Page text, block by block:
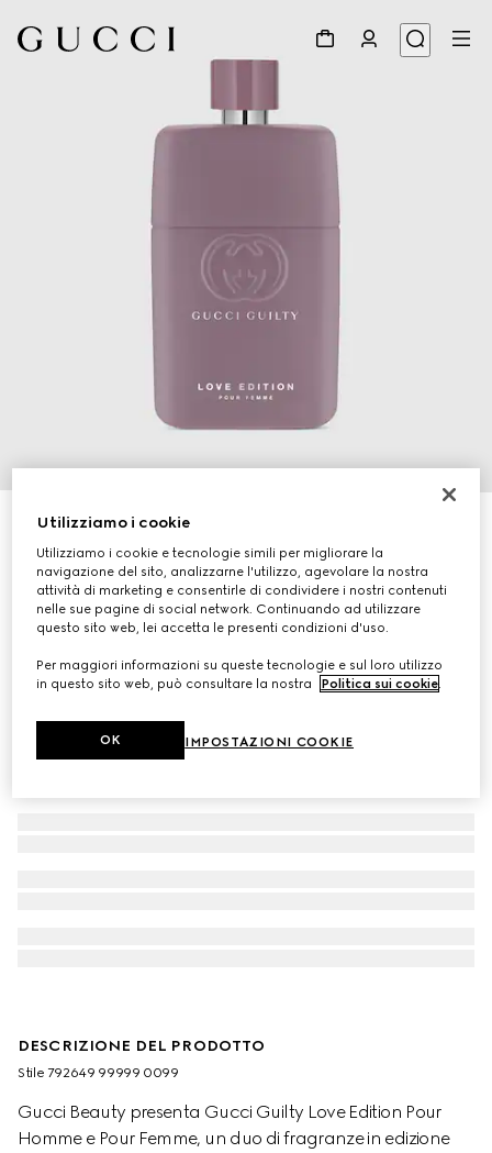
Edizione limitata
Parfum
€ 164
DESCRIZIONE DEL PRODOTTO
Stile ‎792649 99999 0099
Gucci Beauty presenta Gucci Guilty Love Edition Pour
Homme e Pour Femme, un duo di fragranze in edizione
Utilizziamo i cookie
Utilizziamo i cookie e tecnologie simili per migliorare la
navigazione del sito, analizzarne l'utilizzo, agevolare la nostra
attività di marketing e consentirle di condividere i nostri contenuti
nelle sue pagine di social network. Continuando ad utilizzare
questo sito web, lei accetta le presenti condizioni d'uso.
Per maggiori informazioni su queste tecnologie e sul loro utilizzo
in questo sito web, può consultare la nostra
Politica sui cookie
IMPOSTAZIONI COOKIE
OK